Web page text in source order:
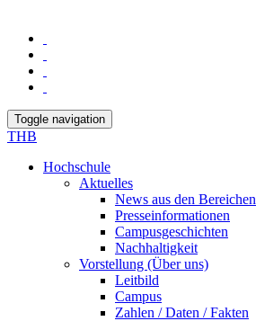
Toggle navigation
THB
Hochschule
Aktuelles
News aus den Bereichen
Presseinformationen
Campusgeschichten
Nachhaltigkeit
Vorstellung (Über uns)
Leitbild
Campus
Zahlen / Daten / Fakten